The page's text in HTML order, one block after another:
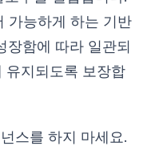
가능하게 하는 기반
장함에 따라 일관되
유지되도록 보장합
스를 하지 마세요.